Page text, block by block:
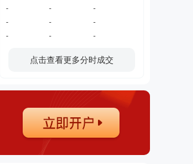
-
-
-
-
-
-
-
- -
点击查看更多分时成交